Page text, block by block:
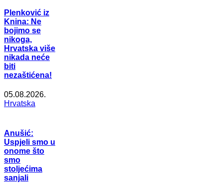
Plenković iz
Knina: Ne
bojimo se
nikoga,
Hrvatska više
nikada neće
biti
nezaštićena!
05.08.2026.
Hrvatska
Anušić:
Uspjeli smo u
onome što
smo
stoljećima
sanjali